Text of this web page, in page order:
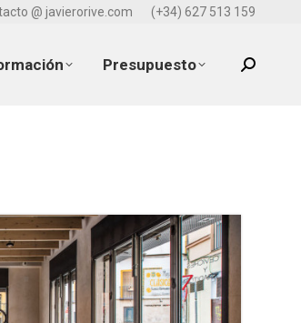
@ javierorive.com (+34) 627 513 159
Presupuesto Search: